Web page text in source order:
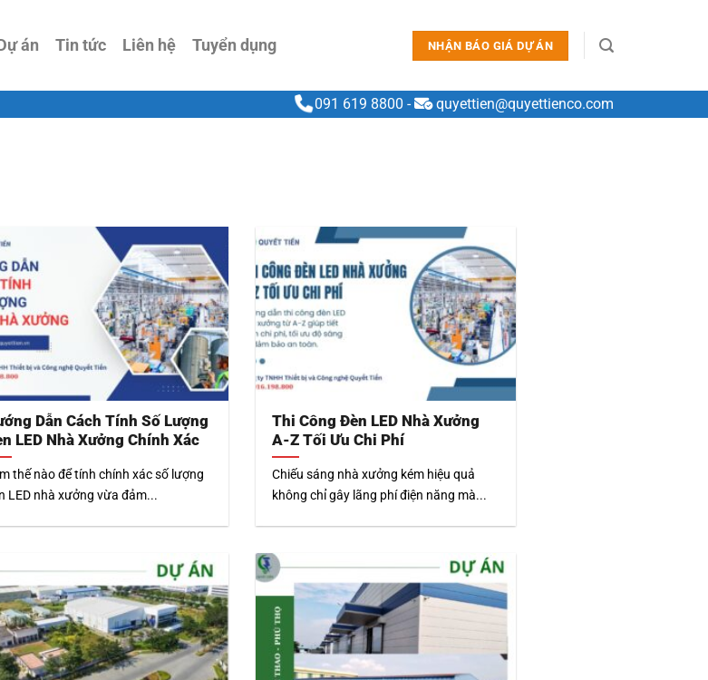
án Tin tức Liên hệ Tuyển dụng NHẬN BÁO GIÁ DỰ ÁN
091 619 8800 - quyettien@quyettienco.com
Dẫn Cách Tính Số Lượng
LED Nhà Xưởng Chính Xác
thế nào để tính chính xác số lượng
LED nhà xưởng vừa đảm...
Thi Công Đèn LED Nhà Xưởng
A-Z Tối Ưu Chi Phí
Chiếu sáng nhà xưởng kém hiệu quả
không chỉ gây lãng phí điện năng mà...